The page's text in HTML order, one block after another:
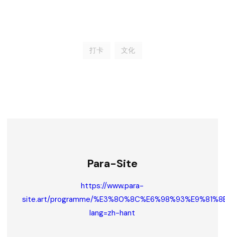
打卡 文化
Para-Site
https://www.para-
site.art/programme/
lang=zh-hant